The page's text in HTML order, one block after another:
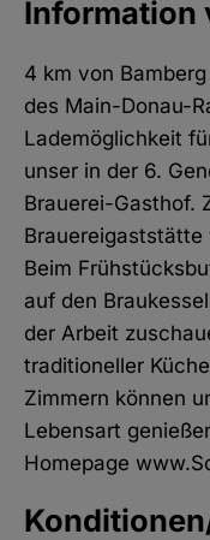
Information
4 km von
des Main-Donau-
Lademöglichkeit
unser in der 6.
Brauerei-Gasthof.
Beim
auf den
der Arbeit
traditioneller
Zimmern können
Lebensart
Homepage